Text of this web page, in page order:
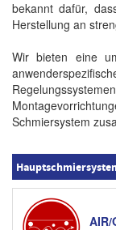
bekannt dafür,
Herstellung an
Wir bieten eine
Schmiersystem
AIR/